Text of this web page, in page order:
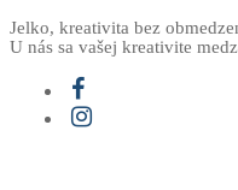
Preskočiť
na
Menu
Zavrieť
Jelko, kreativita bez
U nás sa vašej kreativite